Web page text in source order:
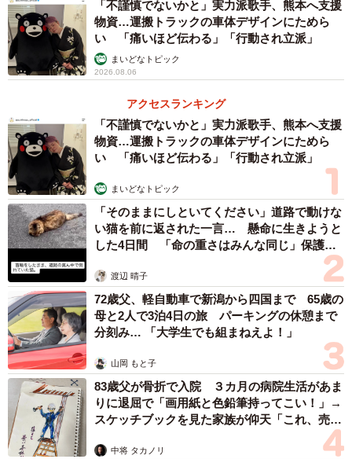
もあります。これは、電源が入っていなくても扉が開かな
くなる機能です。洗濯をしていないときはチャイルドロッ
クをしておくことで、子どもが扉を開けて中に入ることが
「チャイルドロックは絶対ヒューマンエラーで掛け忘れる
恐れめっちゃ高い」
「チャイルドロック機能だと何秒押し続けるとかで面倒だ
ったり忘れたりとかあるもんな」
などという声があります。もしもチャイルドロックを忘れ
てしまっても、引き出し用のベビーガードがあれば閉じ込
められることを防ぐことができそうです。また、洗濯庫内
のカビの発生をおさえるため、洗濯後３０分は扉を開けて
おき、そのあと扉を閉めてからチャイルドロックをする方
が良いと言われています。その場合も、扉が開いている３
０分の間の事故を、ベビーガードが防いでくれそうです
ね。
もちろん、言葉が理解できるようになってきたら、中に
は絶対に入らないことを伝えることも大切になります。
「不謹慎でないかと」実力派歌手、熊本へ支援
物資…運搬トラックの車体デザインにためら
い 「痛いほど伝わる」「行動され立派」
まいどなトピック
2026.08.06
アクセスランキング
「不謹慎でないかと」実力派歌手、熊本へ支援
物資…運搬トラックの車体デザインにためら
い 「痛いほど伝わる」「行動され立派」
まいどなトピック
「そのままにしといてください」道路で動けな
い猫を前に返された一言… 懸命に生きようと
した4日間 「命の重さはみんな同じ」保護団
渡辺 晴子
72歳父、軽自動車で新潟から四国まで 65歳の
母と2人で3泊4日の旅 パーキングの休憩まで
分刻み… 「大学生でも組まねえよ！」
山岡 もと子
83歳父が骨折で入院 ３カ月の病院生活があま
りに退屈で「画用紙と色鉛筆持ってこい！」→
スケッチブックを見た家族が仰天「これ、売れ
中将 タカノリ